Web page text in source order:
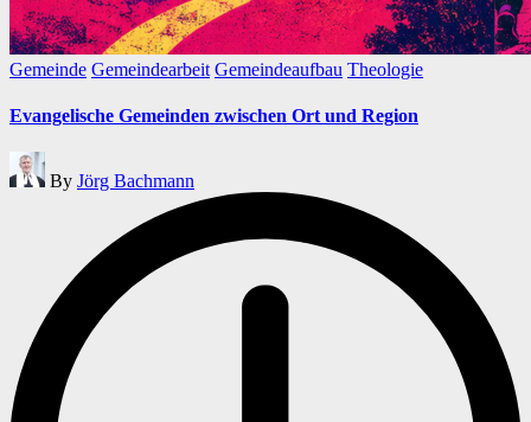
Posted
Gemeinde Gemeindearbeit Gemeindeaufbau Theologie
Evangelische Gemeinden zwischen Ort und Region
Posted
by
By Jörg Bachmann